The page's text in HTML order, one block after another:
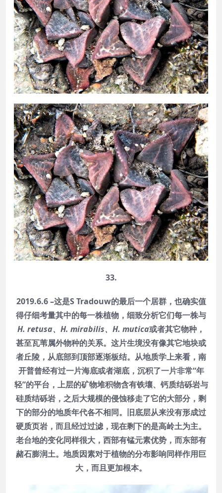
33.
2019.6.6 –这是S Tradouw的最后一个居群，也确实值
得仔细考量其中的每一株植物，细致分析它们每一株与
H. retusa、H. mirabilis、H. mutica或者其它物种，
甚至瓦苇属外物种的关系。这片生境没有像其它地块或
者丘陵，从底部到顶部逐渐板结。从地质学上来看，南
开普曾经有过一片海底或者湖底，沉积了一片非常“年
轻”的平台，上层的矿物堆积物含有铁壤、钙质结砾岩与
硅质结砾岩，之后大规模的侵蚀移走了它的大部分，剩
下的部分的地质年代各不相同。旧底层从来没有形成过
硬质页岩，而且经过过滤，现在剩下的是高岭土为主。
老台地的变化同样很大，西部有锰元素优势，而东部有
赭石膨润土。地质因素对于植物的分布影响同样作用巨
大，而且更加根本。